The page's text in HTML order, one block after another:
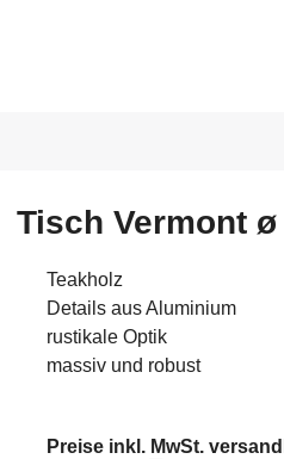
Tisch Vermont
Teakholz
Details aus Aluminium
rustikale Optik
massiv und robust
Preise inkl. MwSt.